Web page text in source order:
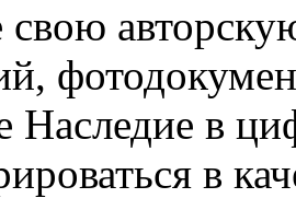
свою
Наследие в
в